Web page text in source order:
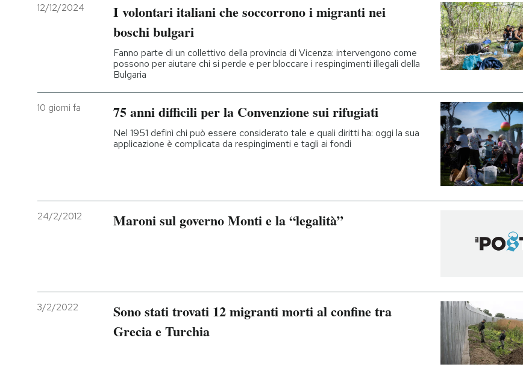
12/12/2024
I volontari italiani che soccorrono i migranti nei
boschi bulgari
Fanno parte di un collettivo della provincia di Vicenza: intervengono come
possono per aiutare chi si perde e per bloccare i respingimenti illegali della
Bulgaria
10 giorni fa 75 anni difficili per la Convenzione sui rifugiati
Nel 1951 definì chi può essere considerato tale e quali diritti ha: oggi la sua
applicazione è complicata da respingimenti e tagli ai fondi
24/2/2012 Maroni sul governo Monti e la “legalità”
3/2/2022
Sono stati trovati 12 migranti morti al confine tra
Grecia e Turchia